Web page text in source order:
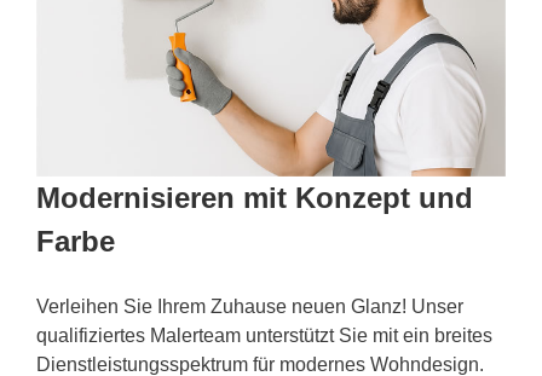
Modernisieren mit Konzept und
Farbe
Verleihen Sie Ihrem Zuhause neuen Glanz! Unser
qualifiziertes Malerteam unterstützt Sie mit ein breites
Dienstleistungsspektrum für modernes Wohndesign.